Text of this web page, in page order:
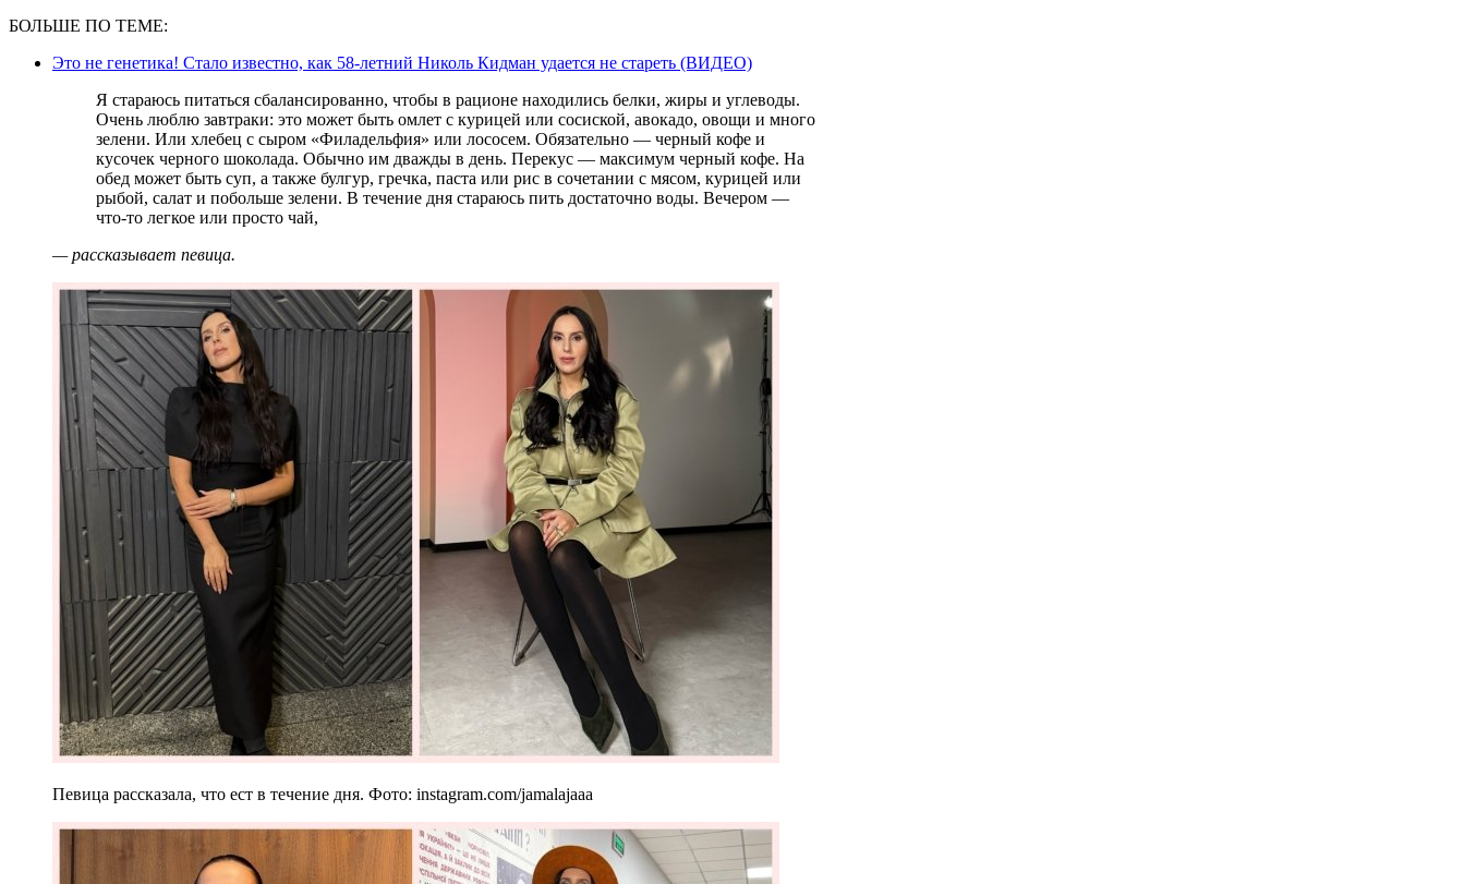
БОЛЬШЕ ПО ТЕМЕ:
Это не генетика! Стало известно, как 58-летний Николь Кидман удается не стареть (ВИДЕО)
Я стараюсь питаться сбалансированно, чтобы в рационе находились белки, жиры и углеводы.
Очень люблю завтраки: это может быть омлет с курицей или сосиской, авокадо, овощи и много
зелени. Или хлебец с сыром «Филадельфия» или лососем. Обязательно — черный кофе и
кусочек черного шоколада. Обычно им дважды в день. Перекус — максимум черный кофе. На
обед может быть суп, а также булгур, гречка, паста или рис в сочетании с мясом, курицей или
рыбой, салат и побольше зелени. В течение дня стараюсь пить достаточно воды. Вечером —
что-то легкое или просто чай,
— рассказывает певица.
Певица рассказала, что ест в течение дня. Фото: instagram.com/jamalajaaa